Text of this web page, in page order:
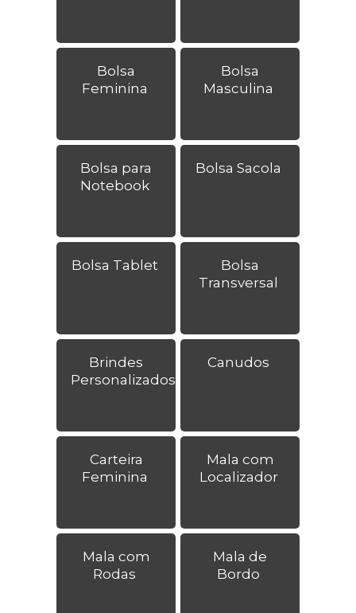
Bolsa
Feminina
Bolsa
Masculina
Bolsa para
Notebook
Bolsa Sacola
Bolsa Tablet
Bolsa
Transversal
Brindes
Personalizados
Canudos
Carteira
Feminina
Mala com
Localizador
Mala com
Rodas
Mala de
Bordo